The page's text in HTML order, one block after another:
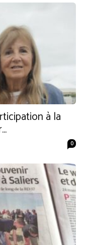
à la
0